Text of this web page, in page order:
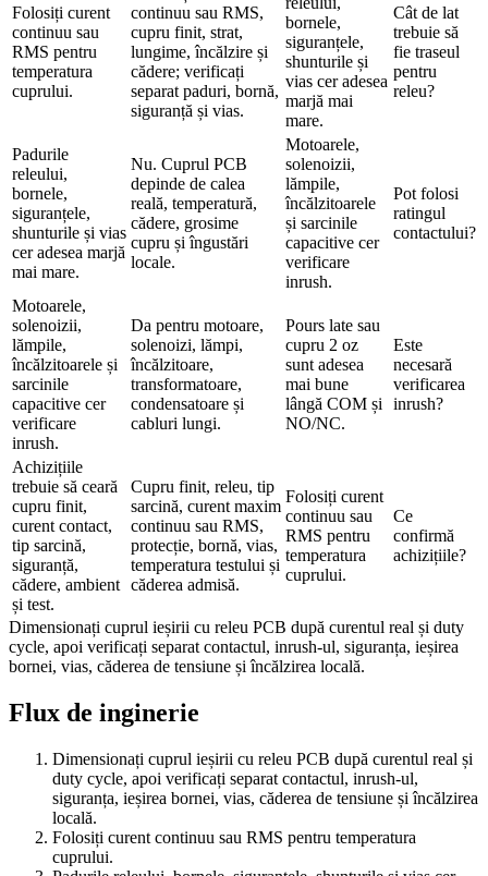
Folosiți curent
continuu sau
RMS pentru
temperatura
cuprului.
continuu sau RMS,
cupru finit, strat,
lungime, încălzire și
cădere; verificați
separat paduri, bornă,
siguranță și vias.
bornele,
siguranțele,
shunturile și
vias cer adesea
marjă mai
mare.
Cât de lat
trebuie să
fie traseul
pentru
releu?
Padurile
releului,
bornele,
siguranțele,
shunturile și vias
cer adesea marjă
mai mare.
Nu. Cuprul PCB
depinde de calea
reală, temperatură,
cădere, grosime
cupru și îngustări
locale.
Motoarele,
solenoizii,
lămpile,
încălzitoarele
și sarcinile
capacitive cer
verificare
inrush.
Pot folosi
ratingul
contactului?
Motoarele,
solenoizii,
lămpile,
încălzitoarele și
sarcinile
capacitive cer
verificare
inrush.
Da pentru motoare,
solenoizi, lămpi,
încălzitoare,
transformatoare,
condensatoare și
cabluri lungi.
Pours late sau
cupru 2 oz
sunt adesea
mai bune
lângă COM și
NO/NC.
Este
necesară
verificarea
inrush?
Achizițiile
trebuie să ceară
cupru finit,
curent contact,
tip sarcină,
siguranță,
cădere, ambient
și test.
Cupru finit, releu, tip
sarcină, curent maxim
continuu sau RMS,
protecție, bornă, vias,
temperatura testului și
căderea admisă.
Folosiți curent
continuu sau
RMS pentru
temperatura
cuprului.
Ce
confirmă
achizițiile?
Dimensionați cuprul ieșirii cu releu PCB după curentul real și duty
cycle, apoi verificați separat contactul, inrush-ul, siguranța, ieșirea
bornei, vias, căderea de tensiune și încălzirea locală.
Flux de inginerie
Dimensionați cuprul ieșirii cu releu PCB după curentul real și
duty cycle, apoi verificați separat contactul, inrush-ul,
siguranța, ieșirea bornei, vias, căderea de tensiune și încălzirea
locală.
Folosiți curent continuu sau RMS pentru temperatura
cuprului.